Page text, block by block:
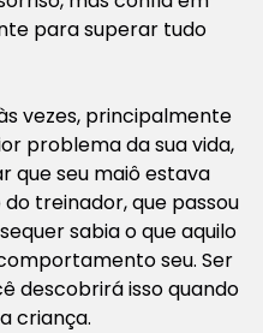
para superar tudo
vezes, principalmente
problema da sua vida,
que seu maiô estava
treinador, que passou
sabia o que aquilo
seu. Ser
descobrirá isso quando
criança.